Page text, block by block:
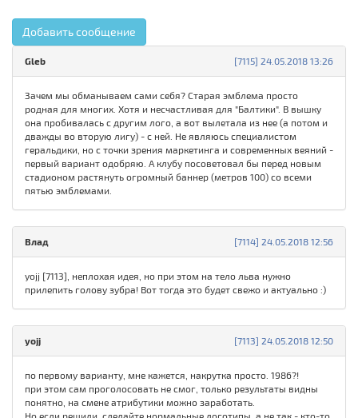
Добавить сообщение
[7115] 24.05.2018 13:26
Gleb
Зачем мы обманываем сами себя? Старая эмблема просто
родная для многих. Хотя и несчастливая для "Балтики". В вышку
она пробивалась с другим лого, а вот вылетала из нее (а потом и
дважды во вторую лигу) - с ней. Не являюсь специалистом
геральдики, но с точки зрения маркетинга и современных веяний -
первый вариант одобряю. А клубу посоветовал бы перед новым
стадионом растянуть огромный баннер (метров 100) со всеми
пятью эмблемами.
[7114] 24.05.2018 12:56
Влад
yojj [7113], неплохая идея, но при этом на тело льва нужно
прилепить голову зубра! Вот тогда это будет свежо и актуально :)
[7113] 24.05.2018 12:50
yojj
по первому варианту, мне кажется, накрутка просто. 1986?!
при этом сам проголосовать не смог, только результаты видны
понятно, на смене атрибутики можно заработать.